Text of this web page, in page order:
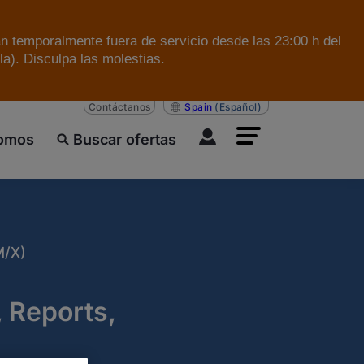
temporalmente fuera de servicio desde las 23:00 h del
Disculpa las molestias.
Buscar ofertas
Contáctanos Spain (Español)
X)
Reports,